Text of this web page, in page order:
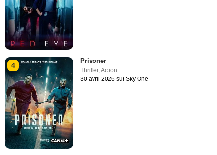
4
Prisoner
Thriller,Action
30 avril 2026 sur Sky One